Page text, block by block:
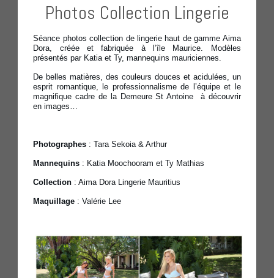
Photos Collection Lingerie
Séance photos collection de lingerie haut de gamme Aima
Dora, créée et fabriquée à l’île Maurice. Modèles
présentés par Katia et Ty, mannequins mauriciennes.
De belles matières, des couleurs douces et acidulées, un
esprit romantique, le professionnalisme de l’équipe et le
magnifique cadre de la Demeure St Antoine à découvrir
en images…
Photographes : Tara Sekoia & Arthur
Mannequins : Katia Moochooram et Ty Mathias
Collection : Aima Dora Lingerie Mauritius
Maquillage : Valérie Lee